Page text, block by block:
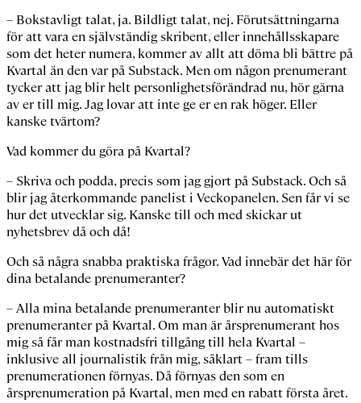
– Bokstavligt talat, ja. Bildligt talat, nej. Förutsättningarna
för att vara en självständig skribent, eller innehållsskapare
som det heter numera, kommer av allt att döma bli bättre på
Kvartal än den var på Substack. Men om någon prenumerant
tycker att jag blir helt personlighetsförändrad nu, hör gärna
av er till mig. Jag lovar att inte ge er en rak höger. Eller
kanske tvärtom?
Vad kommer du göra på Kvartal?
– Skriva och podda, precis som jag gjort på Substack. Och så
blir jag återkommande panelist i Veckopanelen. Sen får vi se
hur det utvecklar sig. Kanske till och med skickar ut
nyhetsbrev då och då!
Och så några snabba praktiska frågor. Vad innebär det här för
dina betalande prenumeranter?
– Alla mina betalande prenumeranter blir nu automatiskt
prenumeranter på Kvartal. Om man är årsprenumerant hos
mig så får man kostnadsfri tillgång till hela Kvartal –
inklusive all journalistik från mig, såklart – fram tills
prenumerationen förnyas. Då förnyas den som en
årsprenumeration på Kvartal, men med en rabatt första året.